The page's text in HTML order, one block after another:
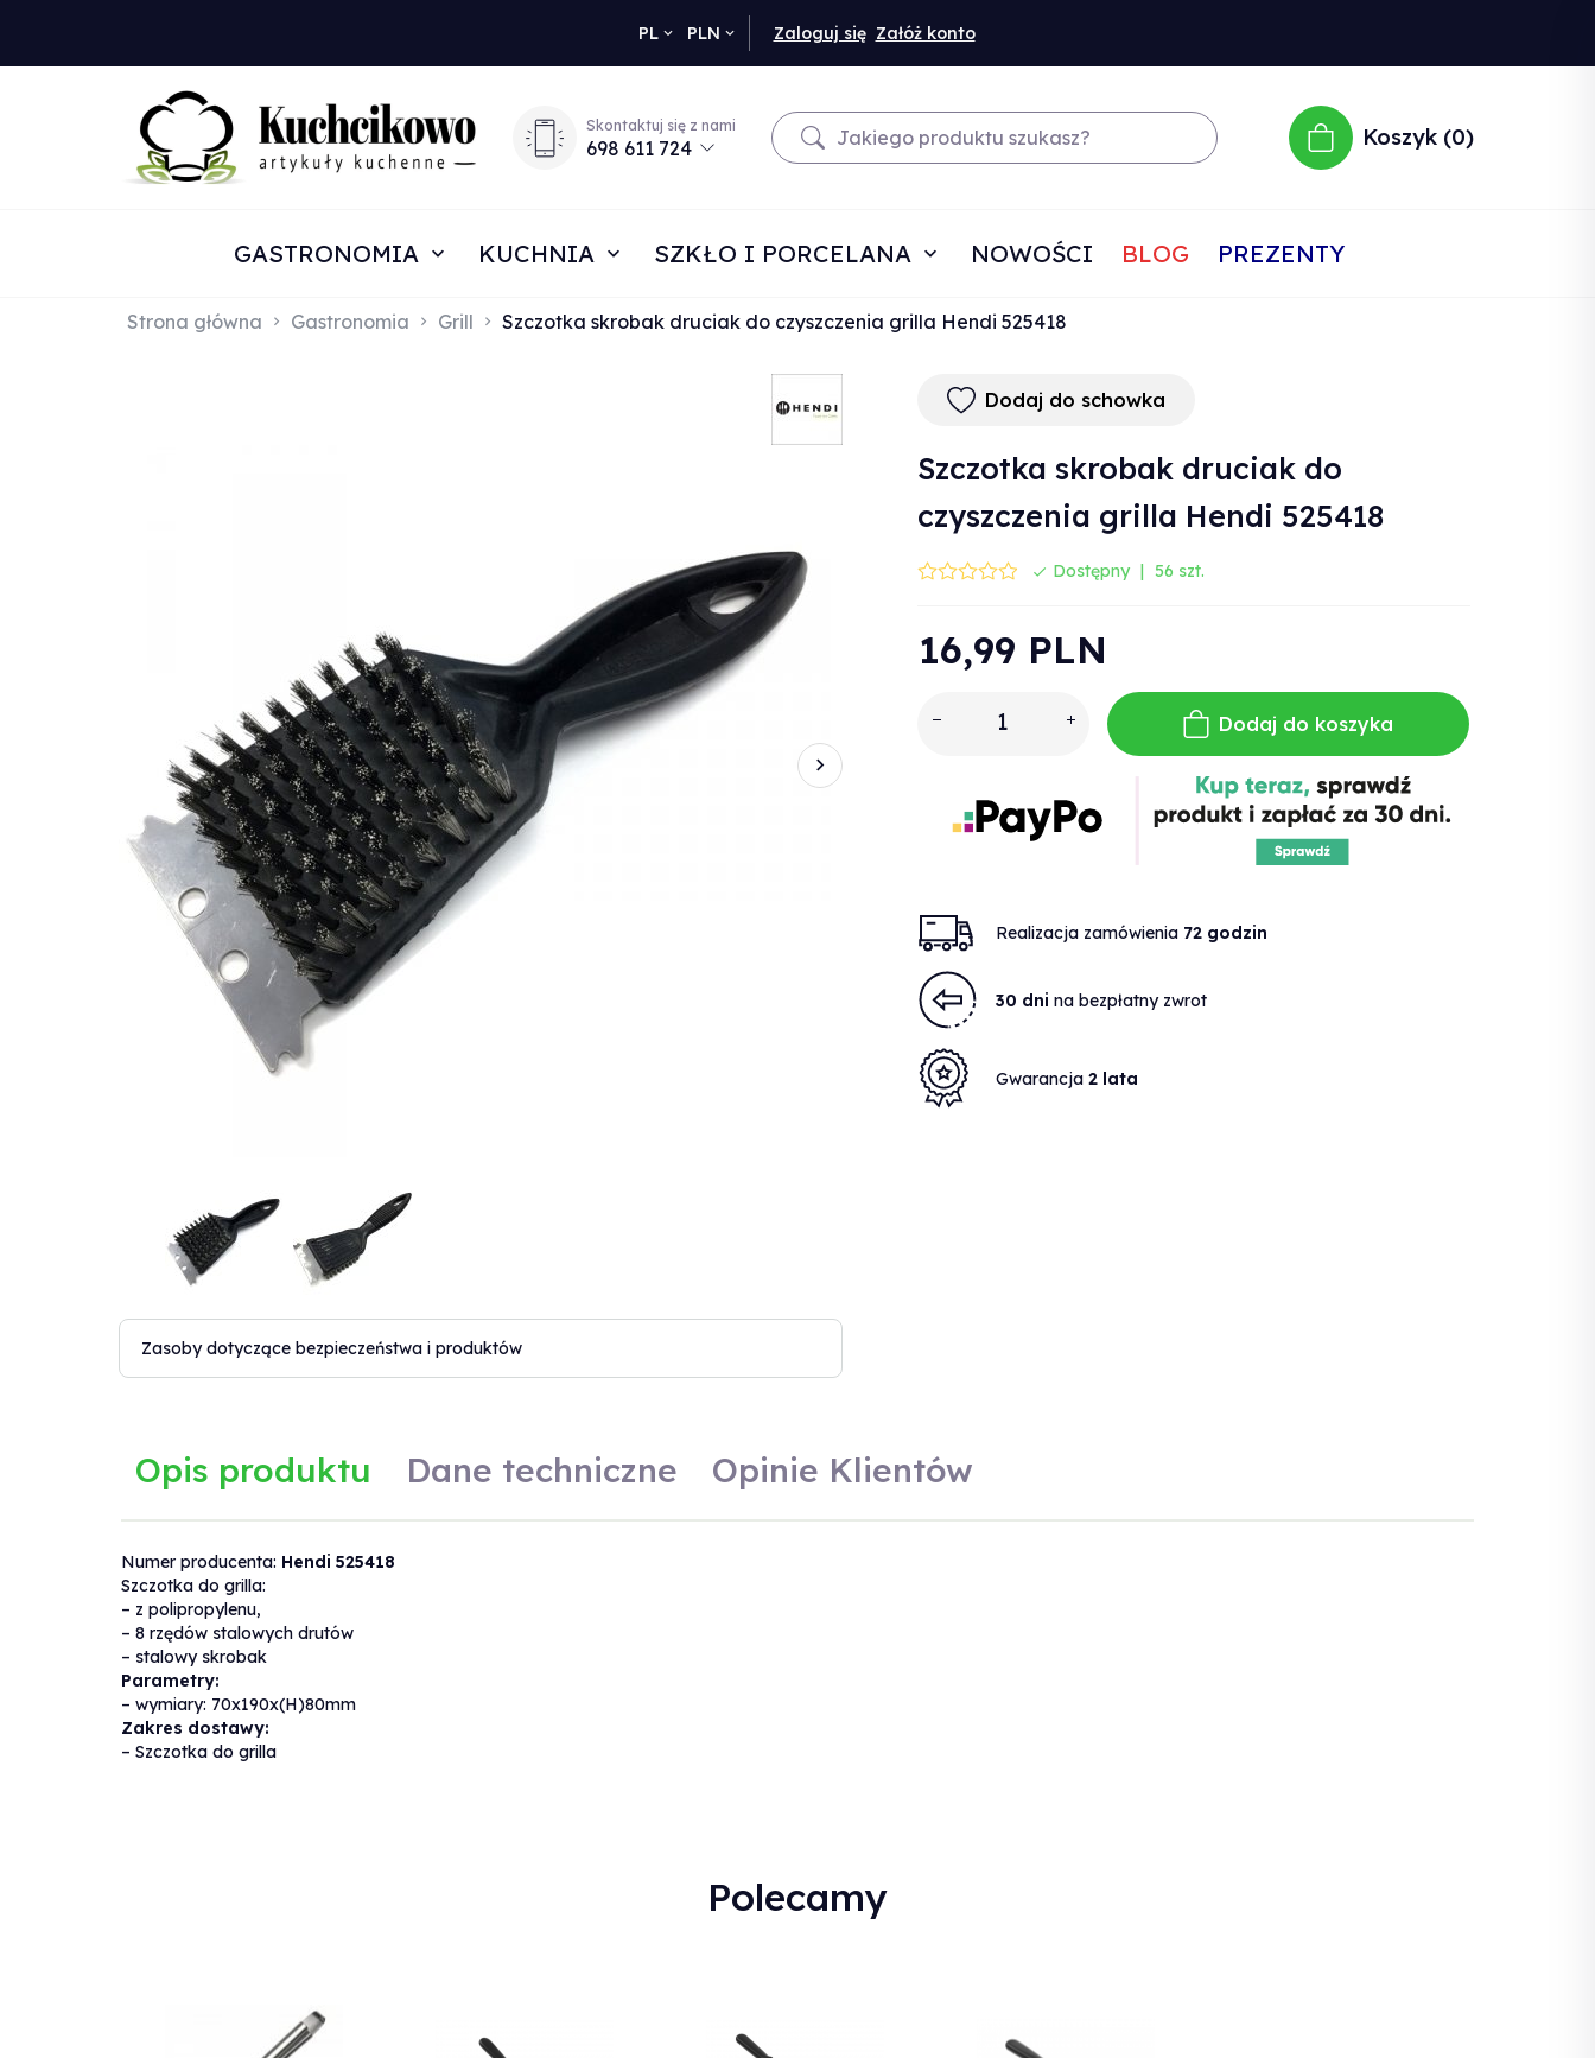
PL currency_h
PLN Zaloguj się Załóż konto
Skontaktuj się z nami
698 611 724 Koszyk 0
GASTRONOMIA KUCHNIA SZKŁO I PORCELANA NOWOŚCI BLOG PREZENTY
Strona główna Gastronomia Grill Szczotka skrobak druciak do czyszczenia grilla Hendi 525418
Zasoby dotyczące bezpieczeństwa i produktów
Dodaj do schowka
Szczotka skrobak druciak do
czyszczenia grilla Hendi 525418
Dostępny 56 szt.
16,99 PLN
Dodaj do koszyka
Realizacja zamówienia 72 godzin
30 dni na bezpłatny zwrot
Gwarancja2 lata
Opis produktu Dane techniczne Opinie Klientów
Numer producenta: Hendi 525418
Szczotka do grilla:
– z polipropylenu,
– 8 rzędów stalowych drutów
– stalowy skrobak
Parametry:
– wymiary: 70x190x(H)80mm
Zakres dostawy:
– Szczotka do grilla
Dane techniczne
Waga
produktu:
1 kg
Producent: hendi
Polecamy